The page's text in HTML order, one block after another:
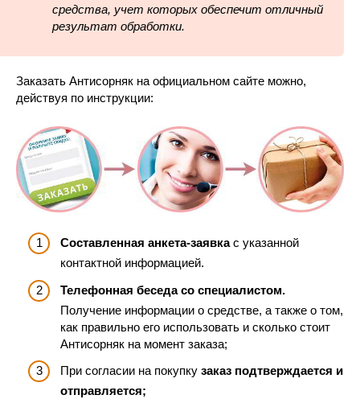
средства, учет которых обеспечит отличный
результат обработки.
Заказать Антисорняк на официальном сайте можно,
действуя по инструкции:
Составленная анкета-заявкас указанной
контактной информацией.
Телефонная беседа со специалистом.
Получение информации о средстве, а также о том,
как правильно его использовать и сколько стоит
Антисорняк на момент заказа;
При согласии на покупку заказ подтверждается и
отправляется;